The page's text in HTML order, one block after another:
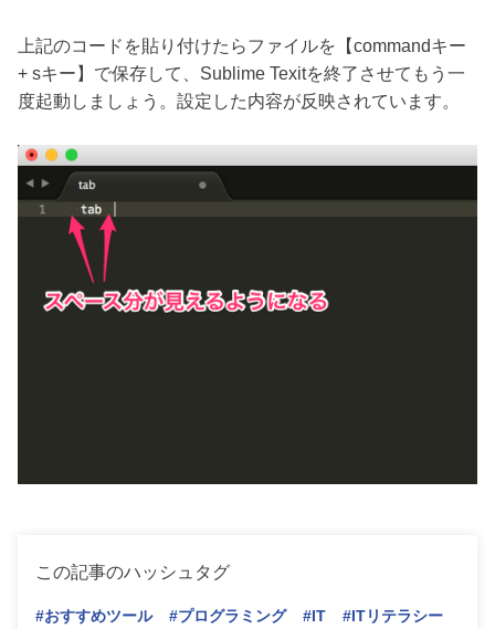
上記のコードを貼り付けたらファイルを【commandキー
+ sキー】で保存して、Sublime Texitを終了させてもう一
度起動しましょう。設定した内容が反映されています。
この記事のハッシュタグ
#おすすめツール #プログラミング #IT #ITリテラシー